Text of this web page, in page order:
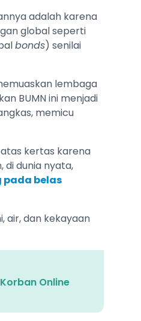
adalah karena
global seperti
bonds) senilai
lembaga
BUMN ini menjadi
memicu
atas kertas karena
di dunia nyata,
pada belas
air, dan kekayaan
Online